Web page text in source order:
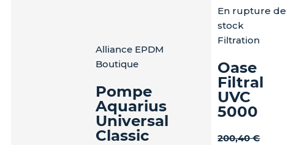
Alliance EPDM
Boutique
Pompe
Aquarius
Universal
Classic
En rupture de
stock
Filtration
Oase
Filtral
UVC
5000
200,40€